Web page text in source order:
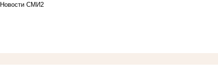
Новости СМИ2